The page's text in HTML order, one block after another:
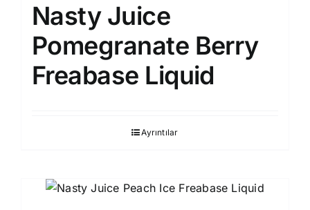
Nasty Juice
Pomegranate Berry
Freabase Liquid
Ayrıntılar